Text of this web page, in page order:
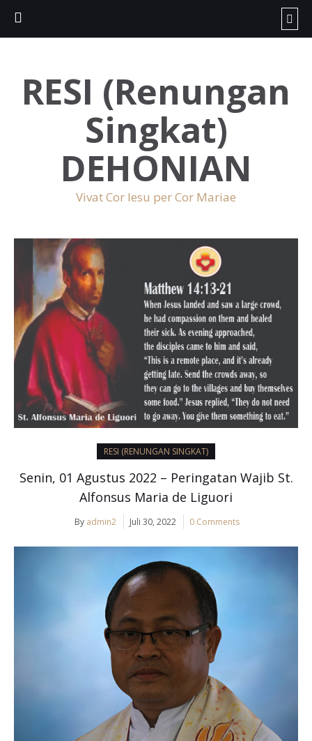
RESI (Renungan
Singkat)
DEHONIAN
Vivat Cor Iesu per Cor Mariae
RESI (RENUNGAN SINGKAT)
Senin, 01 Agustus 2022 – Peringatan Wajib St.
Alfonsus Maria de Liguori
By admin2 Juli 30, 2022 0 Comments